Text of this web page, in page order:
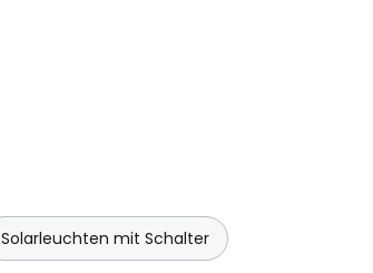
Solarleuchten mit Schalter